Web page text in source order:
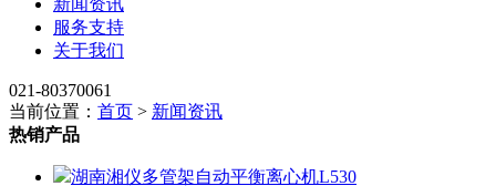
新闻资讯
服务支持
关于我们
021-80370061
当前位置： 首页 > 新闻资讯
热销产品
湖南湘仪多管架自动平衡离心机L530